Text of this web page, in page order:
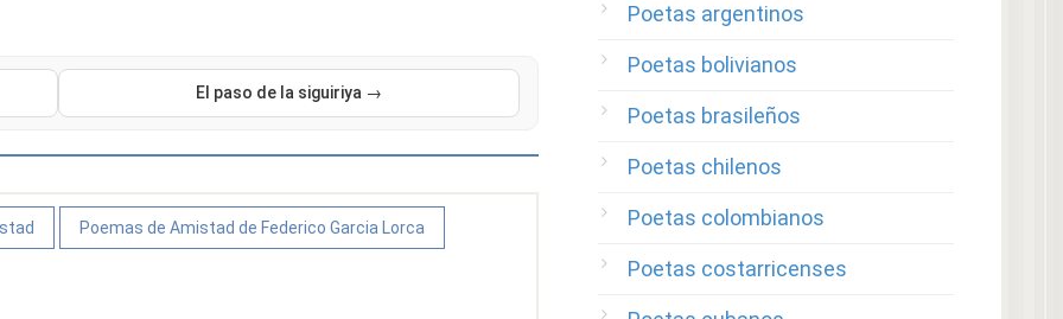
El paso de la siguiriya →
Poemas de Amistad de Federico Garcia Lorca
Poetas argentinos
Poetas bolivianos
Poetas brasileños
Poetas chilenos
Poetas colombianos
Poetas costarricenses